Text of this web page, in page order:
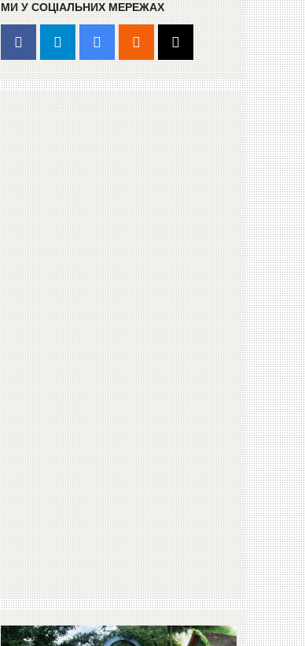
МИ У СОЦІАЛЬНИХ МЕРЕЖАХ